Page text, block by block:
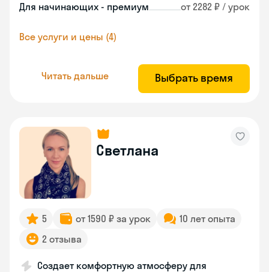
Для начинающих - премиум от 2282 ₽ / урок
Все услуги и цены (4)
Читать дальше Выбрать время
Светлана
5 от 1590 ₽ за урок
10 лет опыта
2 отзыва
Создает комфортную атмосферу для